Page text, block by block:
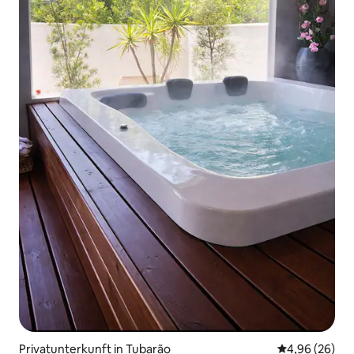
Privatunterkunft in Tubarão
4,96 (26)